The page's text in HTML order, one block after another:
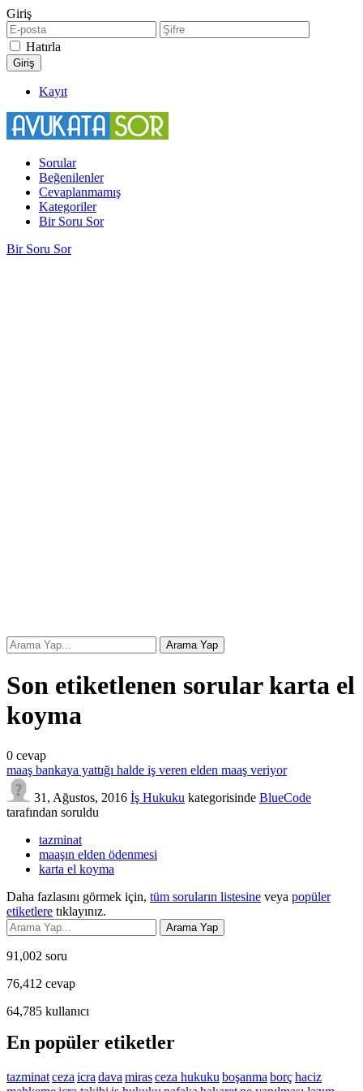
Giriş
Hatırla
Kayıt
Sorular
Beğenilenler
Cevaplanmamış
Kategoriler
Bir Soru Sor
Bir Soru Sor
Son etiketlenen sorular karta el
koyma
0 cevap
maaş bankaya yattığı halde iş veren elden maaş veriyor
31, Ağustos, 2016 İş Hukuku kategorisinde BlueCode
tarafından soruldu
tazminat
maaşın elden ödenmesi
karta el koyma
Daha fazlasını görmek için, tüm soruların listesine veya popüler
etiketlere tıklayınız.
91,002 soru
76,412 cevap
64,785 kullanıcı
En popüler etiketler
tazminatceza icra dava mirasceza hukuku boşanma borçhaciz